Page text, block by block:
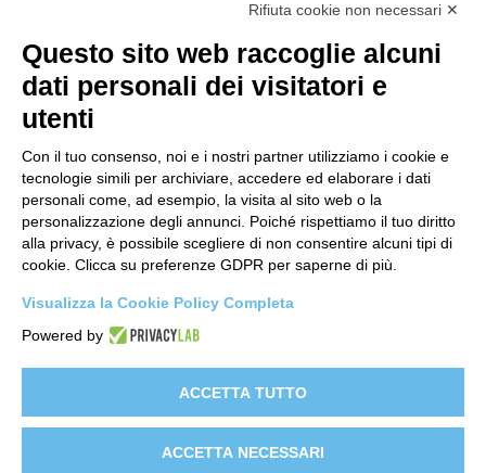
Menu
Home
Shop
Video
Contattaci
Informativa Fornitori
Clienti e-commerce
Rifiuta cookie non necessari ✕
Questo sito web raccoglie alcuni
dati personali dei visitatori e
utenti
Con il tuo consenso, noi e i nostri partner utilizziamo i cookie e
tecnologie simili per archiviare, accedere ed elaborare i dati
personali come, ad esempio, la visita al sito web o la
personalizzazione degli annunci. Poiché rispettiamo il tuo diritto
alla privacy, è possibile scegliere di non consentire alcuni tipi di
cookie. Clicca su preferenze GDPR per saperne di più.
Visualizza la Cookie Policy Completa
Powered by
ACCETTA TUTTO
ACCETTA NECESSARI